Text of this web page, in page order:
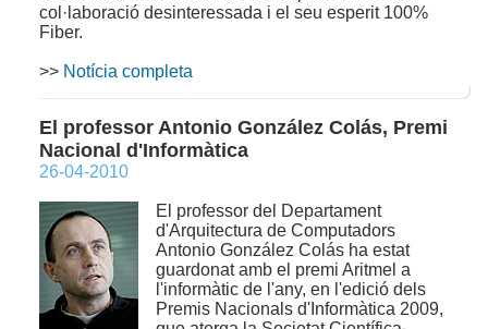
col·laboració desinteressada i el seu esperit 100%
Fiber.
>> Notícia completa
El professor Antonio González Colás, Premi
Nacional d'Informàtica
26-04-2010
El professor del Departament
d'Arquitectura de Computadors
Antonio González Colás ha estat
guardonat amb el premi Aritmel a
l'informàtic de l'any, en l'edició dels
Premis Nacionals d'Informàtica 2009,